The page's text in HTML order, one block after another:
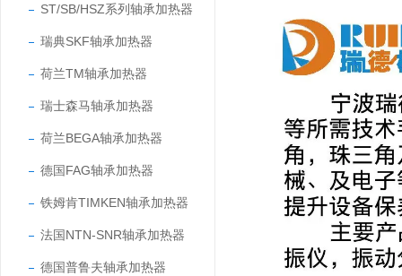
ST/SB/HSZ系列轴承加热器
瑞典SKF轴承加热器
荷兰TM轴承加热器
瑞士森马轴承加热器
荷兰BEGA轴承加热器
德国FAG轴承加热器
铁姆肯TIMKEN轴承加热器
法国NTN-SNR轴承加热器
德国普鲁夫轴承加热器